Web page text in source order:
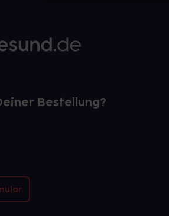
Bestellung?